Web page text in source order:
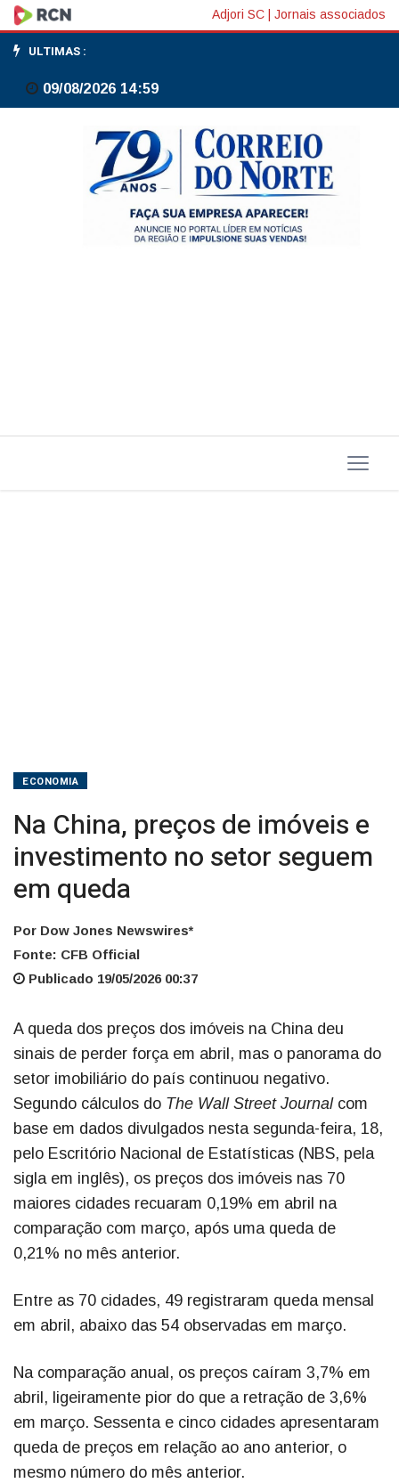
Na
China,
preços
imóveis
investimento
queda
Adjori SC Jornais associados
ULTIMAS :
09/08/2026 14:59
ECONOMIA
Na China, preços de imóveis e
investimento no setor seguem
em queda
Por Dow Jones Newswires*
Fonte: CFB Official
Publicado 19/05/2026 00:37
A queda dos preços dos imóveis na China deu
sinais de perder força em abril, mas o panorama do
setor imobiliário do país continuou negativo.
Segundo cálculos do The Wall Street Journalcom
base em dados divulgados nesta segunda-feira, 18,
pelo Escritório Nacional de Estatísticas (NBS, pela
sigla em inglês), os preços dos imóveis nas 70
maiores cidades recuaram 0,19% em abril na
comparação com março, após uma queda de
0,21% no mês anterior.
Entre as 70 cidades, 49 registraram queda mensal
em abril, abaixo das 54 observadas em março.
Na comparação anual, os preços caíram 3,7% em
abril, ligeiramente pior do que a retração de 3,6%
em março. Sessenta e cinco cidades apresentaram
queda de preços em relação ao ano anterior, o
mesmo número do mês anterior.